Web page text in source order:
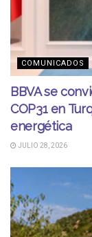
COMUNICADOS
BBVA se
COP31 en
energética
JULIO 28, 2026